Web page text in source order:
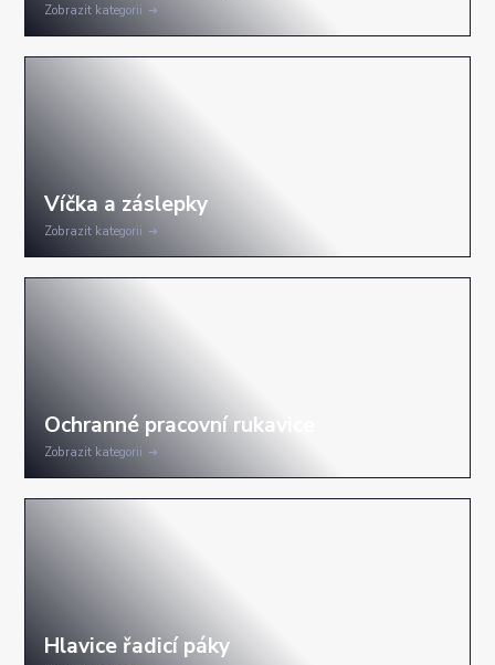
Zobrazit kategorii
Zobrazit kategorii
Zobrazit kategorii